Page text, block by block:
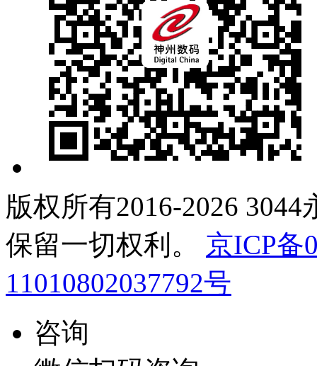
版权所有2016-2026 3044
保留一切权利。
京ICP备
11010802037792号
咨询